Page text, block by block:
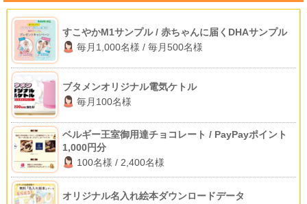
すこやかM1サンプル / 赤ちゃんに届くDHAサンプル
毎月1,000名様 / 毎月500名様
ブタメンオリジナル電気ケトル
毎月100名様
ベルギー王室御用達チョコレート / PayPayポイント
1,000円分
100名様 / 2,400名様
オリジナル名入れ絵本ダウンロードデータ